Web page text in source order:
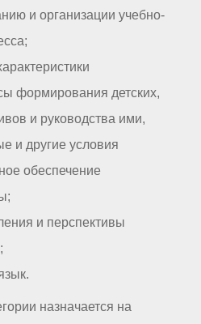
и организации учебно-
формирования детских,
и руководства ими,
и другие условия
обеспечение
и перспективы
назначается на